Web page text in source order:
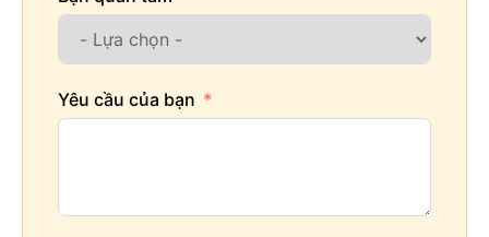
Yêu cầu của bạn